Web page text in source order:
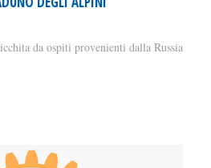
da ospiti provenienti dalla Russia